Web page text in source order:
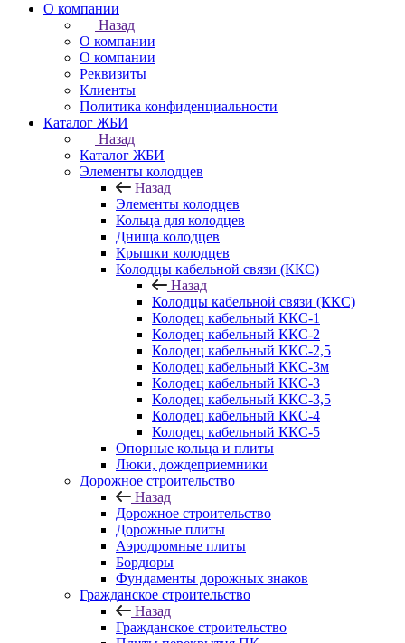
О компании
Назад
О компании
О компании
Реквизиты
Клиенты
Политика конфиденциальности
Каталог ЖБИ
Назад
Каталог ЖБИ
Элементы колодцев
Назад
Элементы колодцев
Кольца для колодцев
Днища колодцев
Крышки колодцев
Колодцы кабельной связи (ККС)
Назад
Колодцы кабельной связи (ККС)
Колодец кабельный ККС-1
Колодец кабельный ККС-2
Колодец кабельный ККС-2,5
Колодец кабельный ККС-3м
Колодец кабельный ККС-3
Колодец кабельный ККС-3,5
Колодец кабельный ККС-4
Колодец кабельный ККС-5
Опорные кольца и плиты
Люки, дождеприемники
Дорожное строительство
Назад
Дорожное строительство
Дорожные плиты
Аэродромные плиты
Бордюры
Фундаменты дорожных знаков
Гражданское строительство
Назад
Гражданское строительство